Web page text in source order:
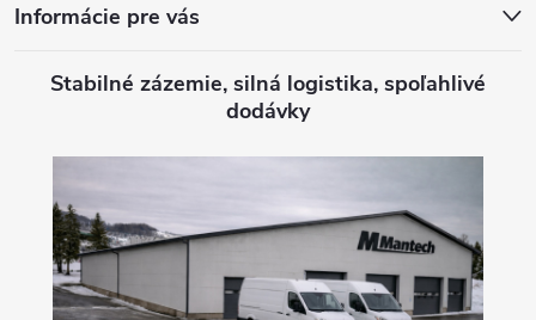
Informácie pre vás
Stabilné zázemie, silná logistika, spoľahlivé
dodávky